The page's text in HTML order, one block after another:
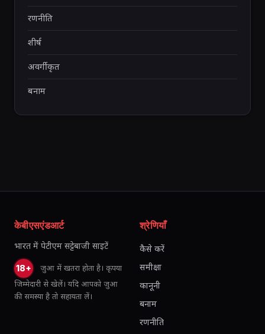
रणनीति
शीर्ष
अवर्गीकृत
बनाम
केबीएसएंडआर्ट
भारत में पेटीएम सट्टेबाजी साइटें
18+
जुआ में खतरा होता है। कृपया
जिम्मेदारी से खेलें। यदि आपको जुआ
की समस्या है तो सहायता लें।
श्रेणियाँ
कैसे करें
समीक्षा
कानूनी
बनाम
रणनीति